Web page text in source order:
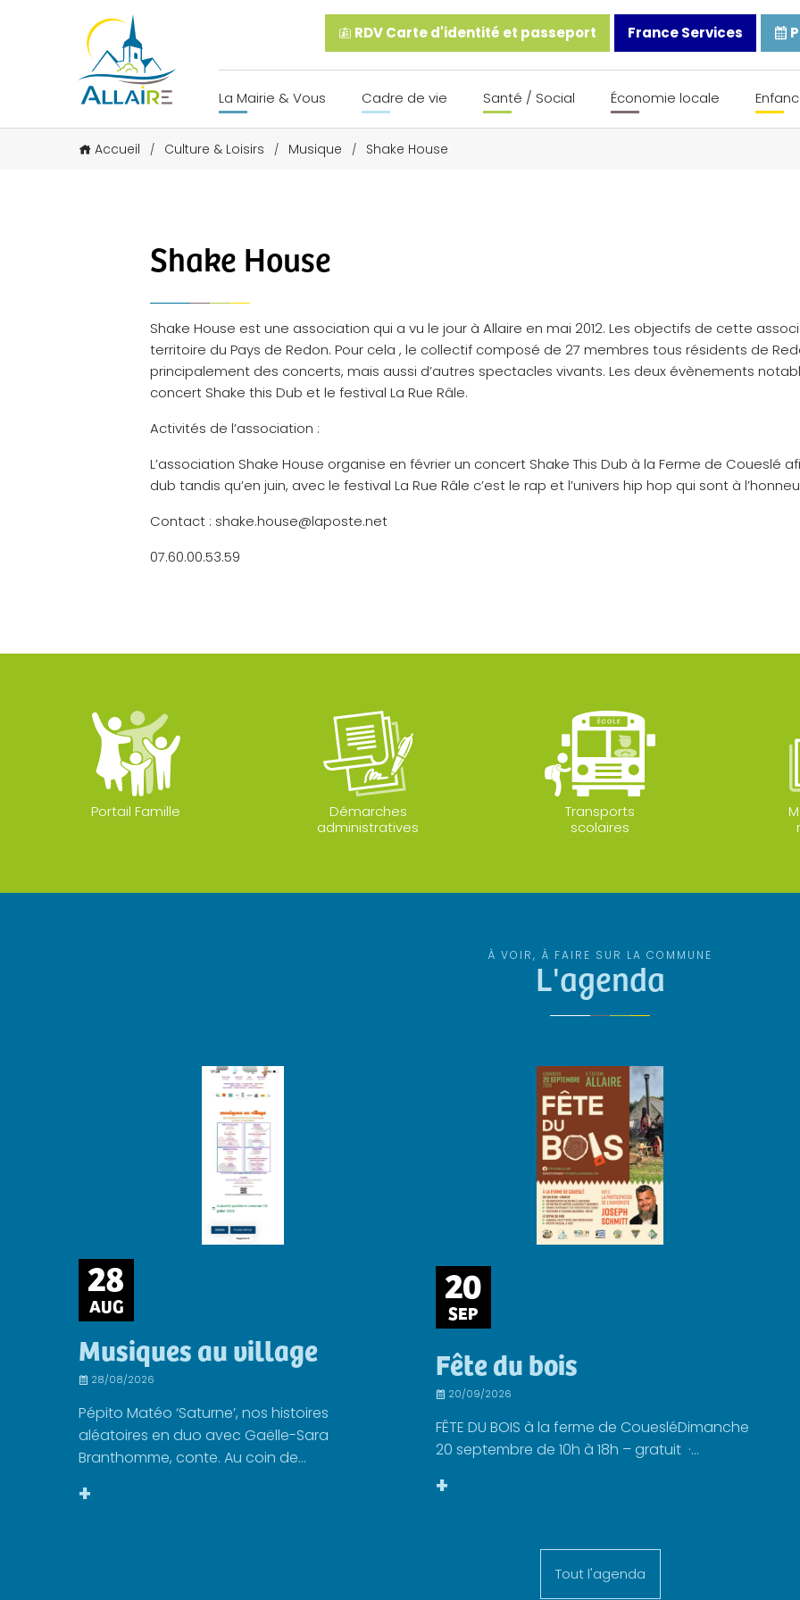
RDV Carte d'identité et passeport France Services
La Mairie & Vous Cadre de vie Santé / Social Économie locale
Accueil / Culture & Loisirs / Musique / Shake House
Shake House
Shake House est une association qui a vu le jour à Allaire en mai 2012. Les objectifs de cette
territoire du Pays de Redon. Pour cela , le collectif composé de 27 membres tous résidents de
principalement des concerts, mais aussi d’autres spectacles vivants. Les deux évènements
concert Shake this Dub et le festival La Rue Râle.
Activités de l’association :
L’association Shake House organise en février un concert Shake This Dub à la Ferme de Coueslé
dub tandis qu’en juin, avec le festival La Rue Râle c’est le rap et l’univers hip hop qui sont à
Contact : shake.house@laposte.net
07.60.00.53.59
Portail Famille
Démarches
administratives
Transports
scolaires
À VOIR, À FAIRE SUR LA COMMUNE
L'agenda
28
AUG
Musiques au village
28/08/2026
Pépito Matéo ‘Saturne’, nos histoires
aléatoires en duo avec Gaëlle-Sara
Branthomme, conte. Au coin de...
+
20
SEP
Fête du bois
20/09/2026
FÊTE DU BOIS à la ferme de CouesléDimanche
20 septembre de 10h à 18h – gratuit ·...
+
Tout l'agenda